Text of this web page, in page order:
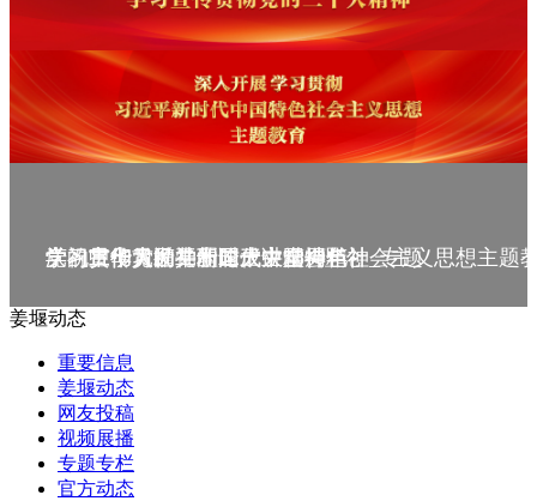
庆祝中华人民共和国成立75周年
学习贯彻党的二十届三中全会精神_专题
党的二十大精神理论大讲堂--理论
学习宣传贯彻党的二十大精神
学习贯彻习近平新时代中国特色社会主义思想主题
姜堰动态
重要信息
姜堰动态
网友投稿
视频展播
专题专栏
官方动态